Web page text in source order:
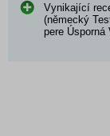
Vynikající
(německý
pere Úsporná